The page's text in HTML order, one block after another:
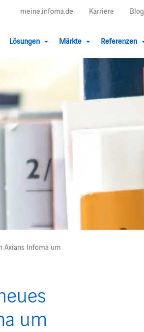
meine.infoma.de Karriere Blog
Lösungen Märkte Referenzen
Axians Infoma um
um